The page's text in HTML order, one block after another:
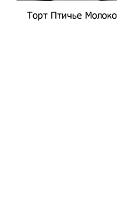
Торт Птичье Молоко